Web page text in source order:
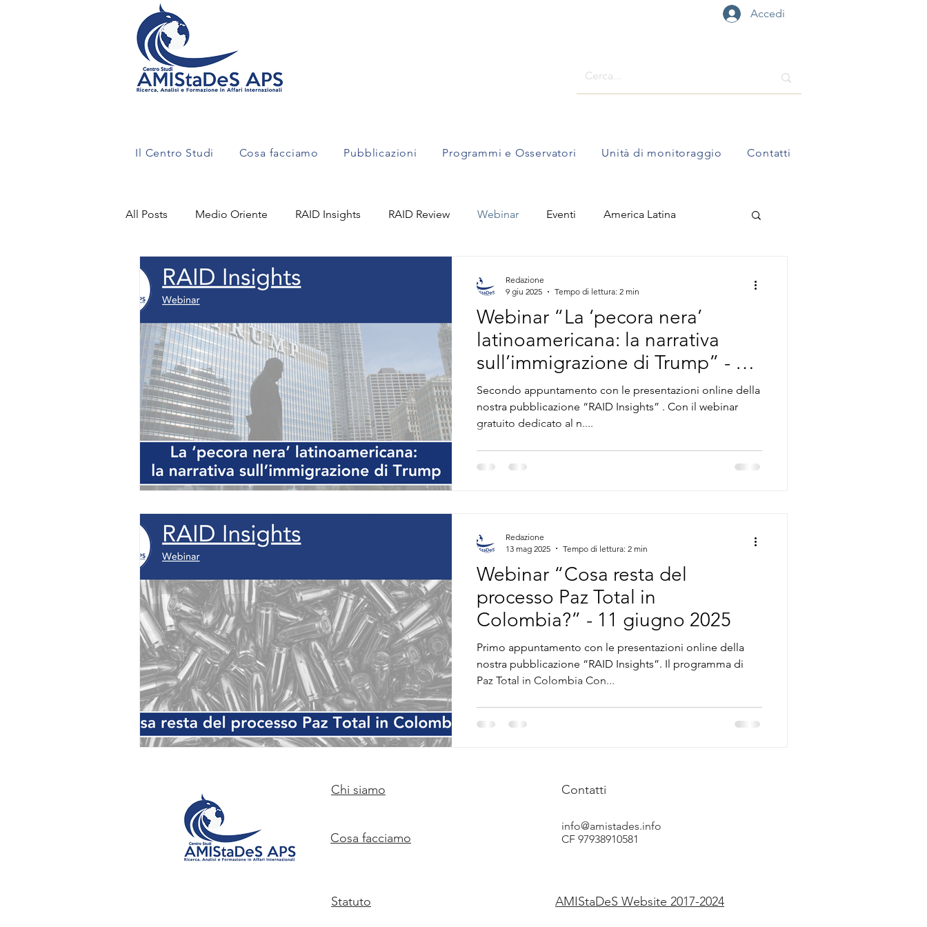
Accedi
All Posts Medio Oriente RAID Insights RAID Review Webinar Eventi America Latina
Criminalità Organizzata
Migrazioni Americhe Cyber & Emerging Technology Asia e Indo Pacifico Europa
Webinar “La ‘pecora nera’
latinoamericana: la narrativa
sull’immigrazione di Trump” - 18
giugno 2025
Secondo appuntamento con le presentazioni online della
nostra pubblicazione “RAID Insights” . Con il webinar
gratuito dedicato al n....
Redazione
9 giu 2025
Tempo di lettura: 2 min
Webinar “Cosa resta del
processo Paz Total in
Colombia?” - 11 giugno 2025
Primo appuntamento con le presentazioni online della
nostra pubblicazione “RAID Insights”. Il programma di
Paz Total in Colombia Con...
Redazione
13 mag 2025
Tempo di lettura: 2 min
Il Centro Studi Cosa facciamo Pubblicazioni Programmi e Osservatori Unità di monitoraggio Contatti
Chi siamo
Cosa facciamo
Statuto
Contatti
info@amistades.info
CF 97938910581
AMIStaDeS Website 2017-2024